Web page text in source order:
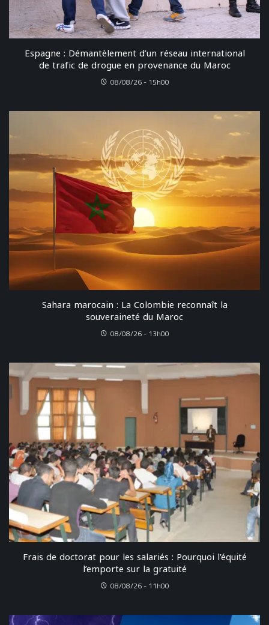
Espagne : Démantèlement d’un réseau international
de trafic de drogue en provenance du Maroc
08/08/26 - 15h00
Sahara marocain : La Colombie reconnaît la
souveraineté du Maroc
08/08/26 - 13h00
Frais de doctorat pour les salariés : Pourquoi l’équité
l’emporte sur la gratuité
08/08/26 - 11h00